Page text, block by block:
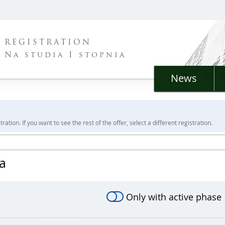
REGISTRATION
Na studia I stopnia
News
If you want to see the rest of the offer, select a different registration.
Only with active phase